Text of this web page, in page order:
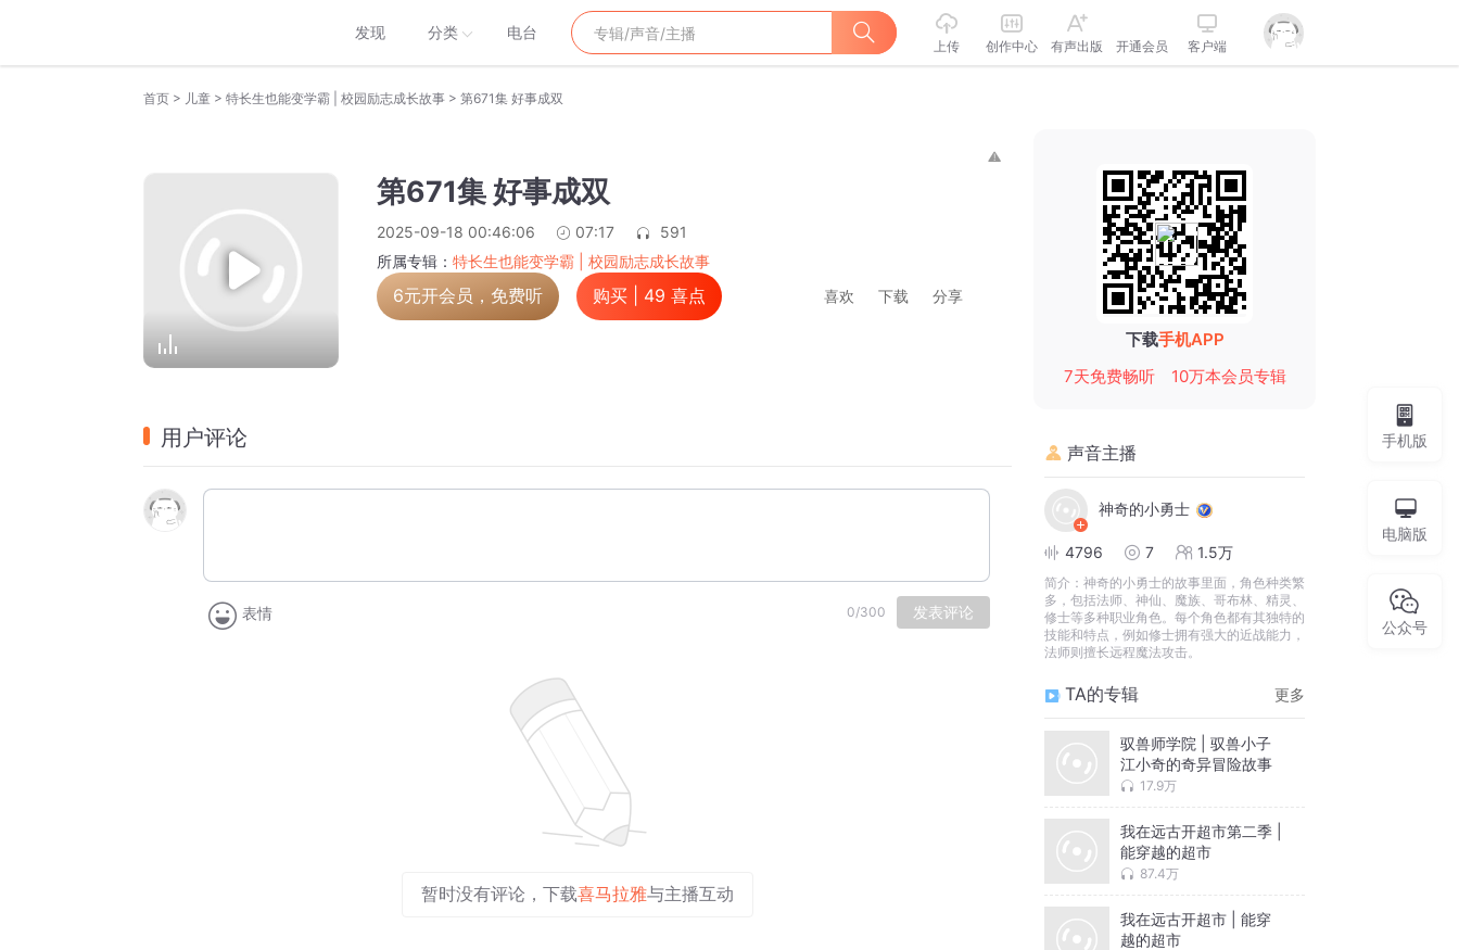
发现 分类 电台
上传 创作中心 有声出版 开通会员 客户端
首页 > 儿童 > 特长生也能变学霸 | 校园励志成长故事 > 第671集 好事成双
第671集 好事成双
2025-09-18 00:46:06 07:17
591
所属专辑： 特长生也能变学霸 | 校园励志成长故事
6元开会员，免费听 购买 | 49 喜点 喜欢 下载 分享
用户评论
表情 0/300 发表评论
暂时没有评论，下载喜马拉雅与主播互动
下载手机APP
7天免费畅听
10万本会员专辑
声音主播
神奇的小勇士
4796 7 1.5万
简介： 神奇的小勇士的故事里面，角色种类繁
多，包括法师、神仙、魔族、哥布林、精灵、
修士等多种职业角色。每个角色都有其独特的
技能和特点，例如修士拥有强大的近战能力，
法师则擅长远程魔法攻击。
TA的专辑 更多
驭兽师学院 | 驭兽小子
江小奇的奇异冒险故事
17.9万
我在远古开超市第二季 |
能穿越的超市
87.4万
我在远古开超市 | 能穿
越的超市
手机版
电脑版
公众号